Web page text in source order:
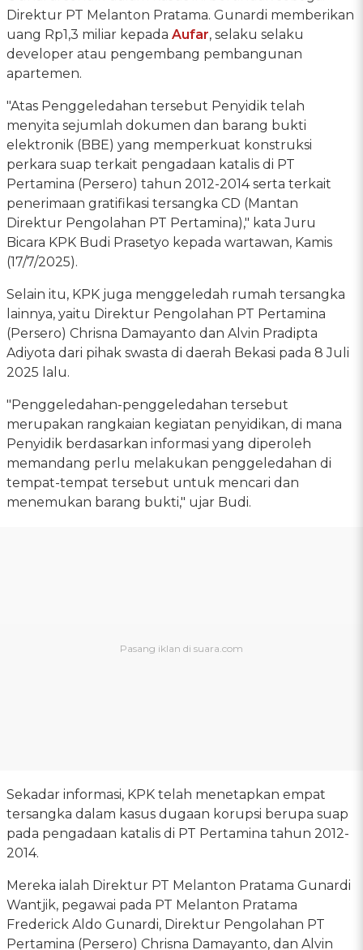
Direktur PT Melanton Pratama. Gunardi memberikan
uang Rp1,3 miliar kepada Aufar, selaku selaku
developer atau pengembang pembangunan
apartemen.
"Atas Penggeledahan tersebut Penyidik telah
menyita sejumlah dokumen dan barang bukti
elektronik (BBE) yang memperkuat konstruksi
perkara suap terkait pengadaan katalis di PT
Pertamina (Persero) tahun 2012-2014 serta terkait
penerimaan gratifikasi tersangka CD (Mantan
Direktur Pengolahan PT Pertamina)," kata Juru
Bicara KPK Budi Prasetyo kepada wartawan, Kamis
(17/7/2025).
Selain itu, KPK juga menggeledah rumah tersangka
lainnya, yaitu Direktur Pengolahan PT Pertamina
(Persero) Chrisna Damayanto dan Alvin Pradipta
Adiyota dari pihak swasta di daerah Bekasi pada 8 Juli
2025 lalu.
"Penggeledahan-penggeledahan tersebut
merupakan rangkaian kegiatan penyidikan, di mana
Penyidik berdasarkan informasi yang diperoleh
memandang perlu melakukan penggeledahan di
tempat-tempat tersebut untuk mencari dan
menemukan barang bukti," ujar Budi.
Sekadar informasi, KPK telah menetapkan empat
tersangka dalam kasus dugaan korupsi berupa suap
pada pengadaan katalis di PT Pertamina tahun 2012-
2014.
Mereka ialah Direktur PT Melanton Pratama Gunardi
Wantjik, pegawai pada PT Melanton Pratama
Frederick Aldo Gunardi, Direktur Pengolahan PT
Pertamina (Persero) Chrisna Damayanto, dan Alvin